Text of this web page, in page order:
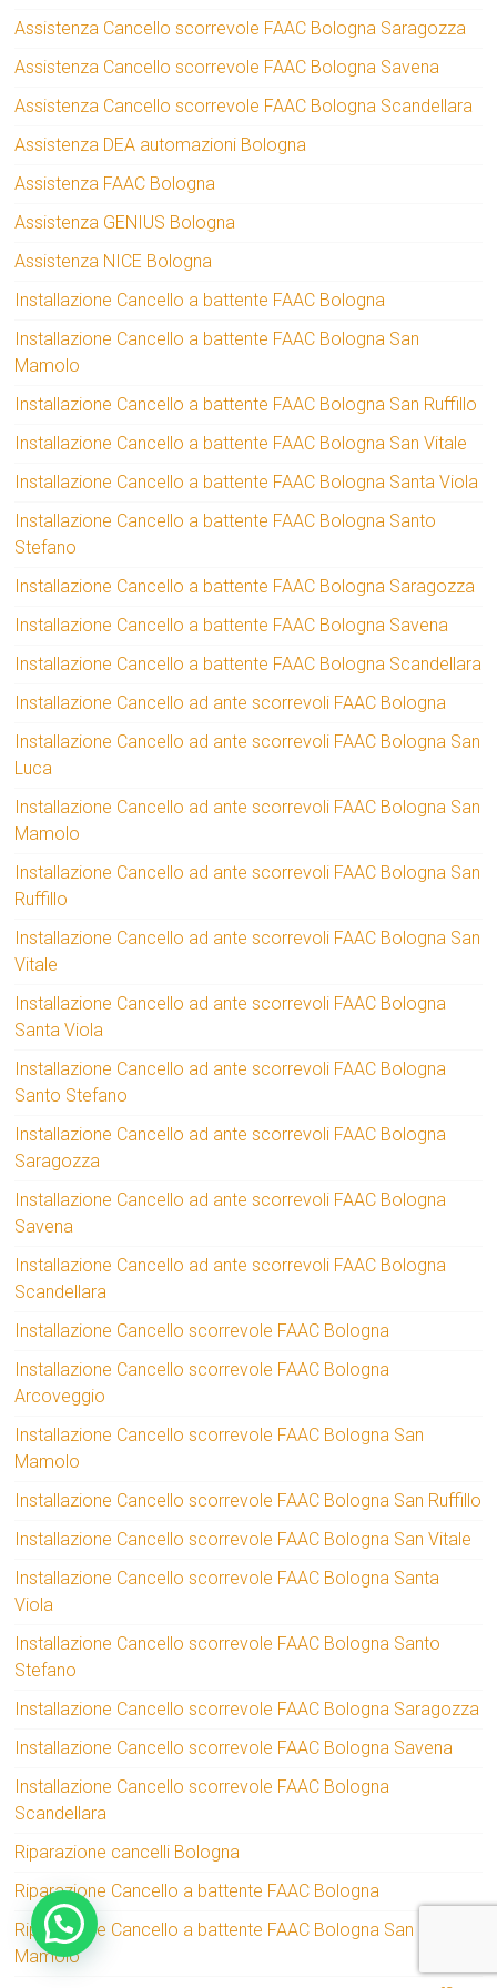
Assistenza Cancello scorrevole FAAC Bologna Saragozza
Assistenza Cancello scorrevole FAAC Bologna Savena
Assistenza Cancello scorrevole FAAC Bologna Scandellara
Assistenza DEA automazioni Bologna
Assistenza FAAC Bologna
Assistenza GENIUS Bologna
Assistenza NICE Bologna
Installazione Cancello a battente FAAC Bologna
Installazione Cancello a battente FAAC Bologna San
Mamolo
Installazione Cancello a battente FAAC Bologna San Ruffillo
Installazione Cancello a battente FAAC Bologna San Vitale
Installazione Cancello a battente FAAC Bologna Santa Viola
Installazione Cancello a battente FAAC Bologna Santo
Stefano
Installazione Cancello a battente FAAC Bologna Saragozza
Installazione Cancello a battente FAAC Bologna Savena
Installazione Cancello a battente FAAC Bologna Scandellara
Installazione Cancello ad ante scorrevoli FAAC Bologna
Installazione Cancello ad ante scorrevoli FAAC Bologna San
Luca
Installazione Cancello ad ante scorrevoli FAAC Bologna San
Mamolo
Installazione Cancello ad ante scorrevoli FAAC Bologna San
Ruffillo
Installazione Cancello ad ante scorrevoli FAAC Bologna San
Vitale
Installazione Cancello ad ante scorrevoli FAAC Bologna
Santa Viola
Installazione Cancello ad ante scorrevoli FAAC Bologna
Santo Stefano
Installazione Cancello ad ante scorrevoli FAAC Bologna
Saragozza
Installazione Cancello ad ante scorrevoli FAAC Bologna
Savena
Installazione Cancello ad ante scorrevoli FAAC Bologna
Scandellara
Installazione Cancello scorrevole FAAC Bologna
Installazione Cancello scorrevole FAAC Bologna
Arcoveggio
Installazione Cancello scorrevole FAAC Bologna San
Mamolo
Installazione Cancello scorrevole FAAC Bologna San Ruffillo
Installazione Cancello scorrevole FAAC Bologna San Vitale
Installazione Cancello scorrevole FAAC Bologna Santa
Viola
Installazione Cancello scorrevole FAAC Bologna Santo
Stefano
Installazione Cancello scorrevole FAAC Bologna Saragozza
Installazione Cancello scorrevole FAAC Bologna Savena
Installazione Cancello scorrevole FAAC Bologna
Scandellara
Riparazione cancelli Bologna
Riparazione Cancello a battente FAAC Bologna
Riparazione Cancello a battente FAAC Bologna San
Mamolo